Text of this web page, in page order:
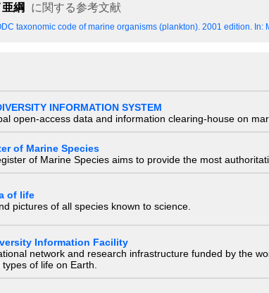
綱 に関する参考文献
taxonomic code of marine organisms (plankton). 2001 edition. In:
INFORMATION SYSTEM
open-access data and information clearing-house on
of Marine Species
of Marine Species aims to provide the most
of life
pictures of all species known to science.
Information Facility
network and research infrastructure funded by the
of life on Earth.